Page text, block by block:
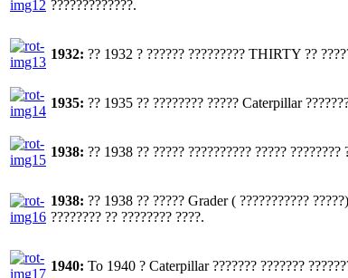
?????????????.
1932: ?? 1932 ? ?????? ????????? THIRTY ??
1935: ?? 1935 ?? ???????? ????? Caterpillar
1938: ?? 1938 ?? ????? ?????????? ????? ????????
1938: ?? 1938 ?? ????? Grader ( ???????????
???????? ?? ???????? ????.
1940: To 1940 ? Caterpillar ??????? ???????